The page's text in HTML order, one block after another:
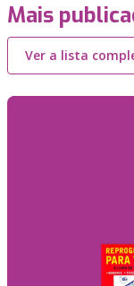
Mais
Ver a lista